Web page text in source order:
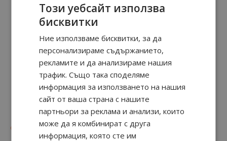
Forever Wanted Elixir
от 90€ / 113. 24
81 € / 75. 91
31.65€ / 61.
Този уебсайт използва
бисквитки
Ние използваме бисквитки, за да
персонализираме съдържанието,
рекламите и да анализираме нашия
трафик. Също така споделяме
информация за използването на нашия
сайт от ваша страна с нашите
партньори за реклама и анализи, които
може да я комбинират с друга
информация, която сте им